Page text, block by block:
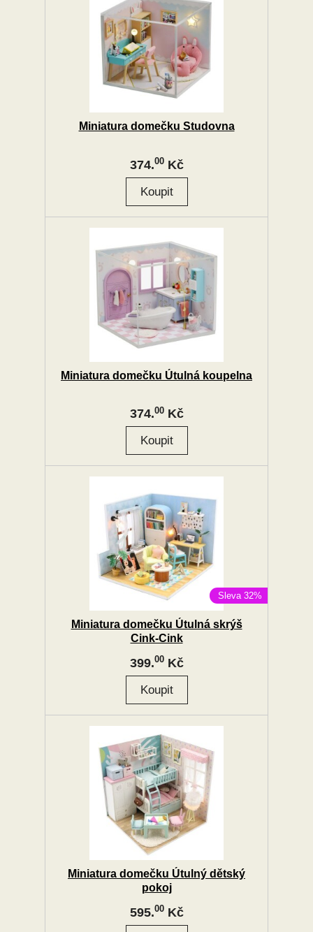
Miniatura domečku Studovna
374.00Kč
Miniatura domečku Útulná koupelna
374.00Kč
Sleva 32%
Miniatura domečku Útulná skrýš
Cink-Cink
399.00Kč
Miniatura domečku Útulný dětský
pokoj
595.00Kč